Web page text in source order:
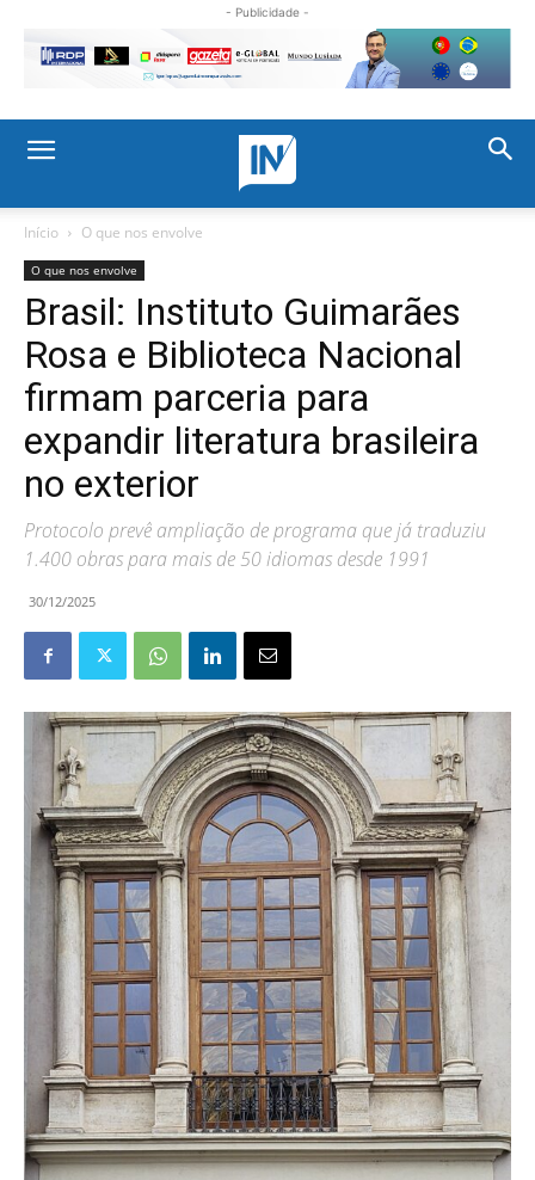
- Publicidade -
Início O que nos envolve
O que nos envolve
Brasil: Instituto Guimarães
Rosa e Biblioteca Nacional
firmam parceria para
expandir literatura brasileira
no exterior
Protocolo prevê ampliação de programa que já traduziu
1.400 obras para mais de 50 idiomas desde 1991
30/12/2025